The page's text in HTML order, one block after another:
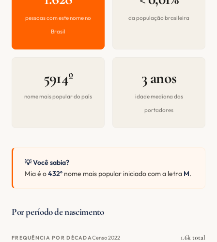
pessoas com este nome no
Brasil
da população brasileira
5914º
nome mais popular do país
3 anos
idade mediana dos
portadores
💡 Você sabia?
Mia é o432º nome mais popular iniciado com a letra M.
Por período de nascimento
FREQUÊNCIA POR DÉCADACenso 2022 1.6k total